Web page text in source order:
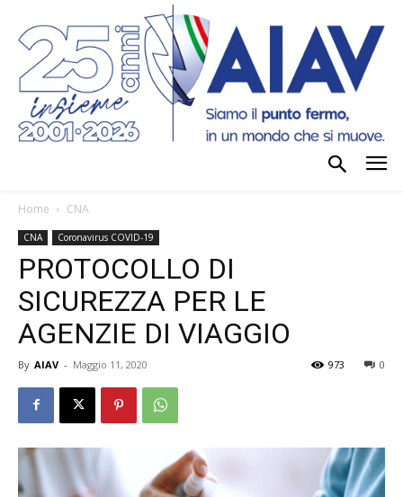
Home CNA
CNA Coronavirus COVID-19
PROTOCOLLO DI
SICUREZZA PER LE
AGENZIE DI VIAGGIO
By AIAV - Maggio 11, 2020 0
973